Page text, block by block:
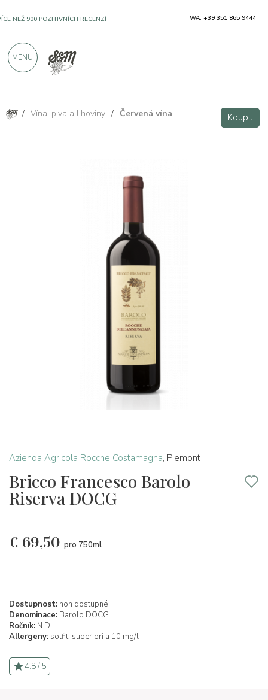
/ Vína, piva a lihoviny / Červená vína Koupit
Azienda Agricola Rocche Costamagna, Piemont
Bricco Francesco Barolo
Riserva DOCG
€ 69,50 pro 750ml
Dostupnost: non dostupné
Denominace: Barolo DOCG
Ročník: N.D.
Allergeny: solfiti superiori a 10 mg/l
4.8 / 5
NEŽ 900 POZITIVNÍCH RECENZÍ WA: +39 351 865 9444
MENU